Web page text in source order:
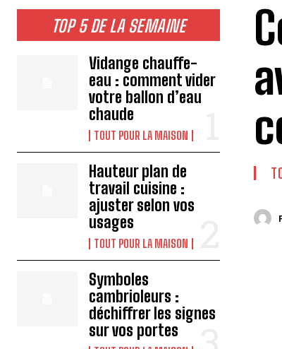
TOP 5 DE LA SEMAINE
Vidange chauffe-
eau : comment vider
votre ballon d’eau
chaude
TOUT POUR LA MAISON
Hauteur plan de
travail cuisine :
ajuster selon vos
usages
TOUT POUR LA MAISON
Symboles
cambrioleurs :
déchiffrer les signes
sur vos portes